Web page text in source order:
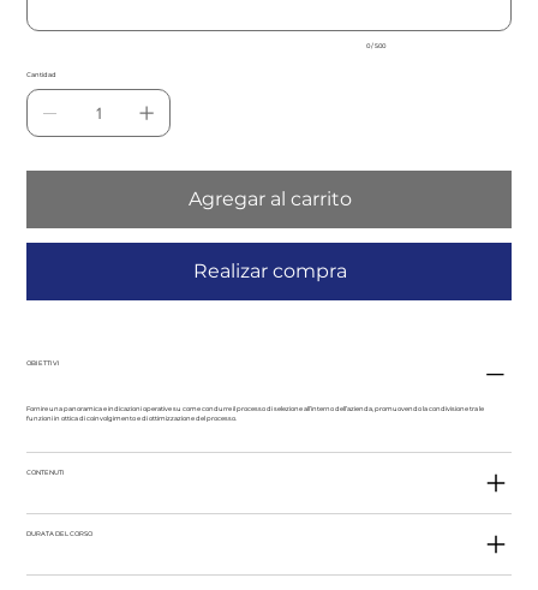
0 / 500
Cantidad
Agregar al carrito
Realizar compra
OBIETTIVI
Fornire una panoramica e indicazioni operative su come condurre il processo di selezione all’interno dell’azienda, promuovendo la condivisione tra le
funzioni in ottica di coinvolgimento e di ottimizzazione del processo.
CONTENUTI
DURATA DEL CORSO